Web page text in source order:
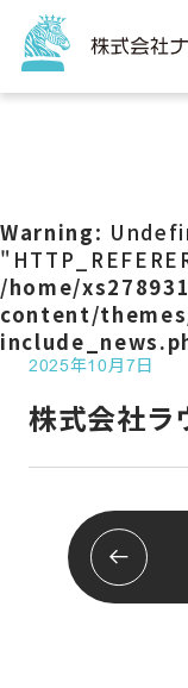
サービス
制作事例
お客様の声
会社概要
スタッフ紹介
Warning:
/home/
content/
2025年10月7日
株式会社ラ